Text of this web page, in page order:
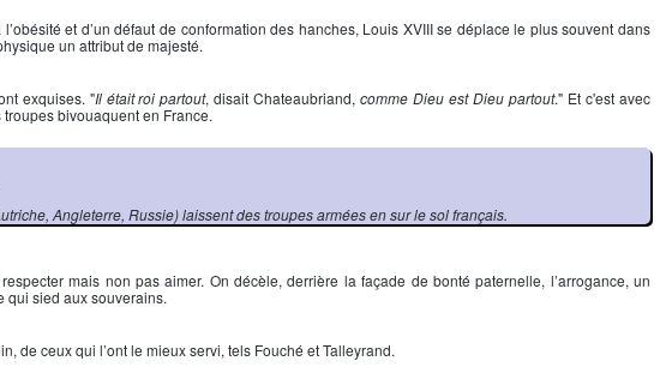
et d’un défaut de conformation des hanches, Louis XVIIIse déplace le plus souvent dans
un attribut de majesté.
exquises. "Il était roi partout, disait Chateaubriand,comme Dieu est Dieu partout." Et c'est avec
bivouaquent en France.
Angleterre, Russie) laissent des troupes armées en sur le sol français.
mais non pas aimer. On décèle, derrière la façade de bonté paternelle, l’arrogance, un
qui sied aux souverains.
de ceux qui l’ont le mieux servi, tels Fouché etTalleyrand.